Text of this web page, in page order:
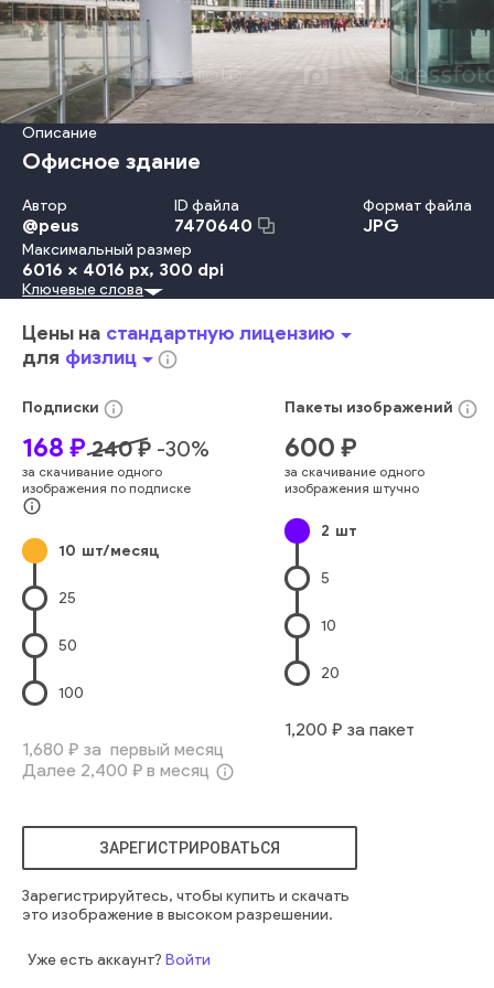
Описание
Офисное здание
Автор
@peus
ID файла
7470640
Формат файла
JPG
Максимальный размер
6016 x 4016 px, 300 dpi
День Небо Дизайн
Городское Место Действия Внешний Вид Здания
Структура Здания
Без Людей
Городская Жизнь
Офисное Здание
Смотреть Вверх
Бизнес-Центр
городской облако никто центр города
корпоративный
фронт архитектура
впечатляющий
внешний вид
экстремальный низкий угол обзора
финансовая компания
Ключевые слова
Цены на стандартную лицензиюarrow_drop_down
для физлицarrow_drop_downinfo_outline
Подписки info_outline
168 ₽ 240₽ -30%
за скачивание одного
изображения по подписке
info_outline
10 шт/месяц
25
50
100
1,680 ₽ за первый месяц
Далее 2,400 ₽ в месяц info_outline
Пакеты изображений info_outline
600 ₽
за скачивание одного
изображения штучно
2 шт
5
10
20
1,200 ₽ за пакет
ЗАРЕГИСТРИРОВАТЬСЯ
Зарегистрируйтесь, чтобы купить и скачать
это изображение в высоком разрешении.
Уже есть аккаунт? Войти